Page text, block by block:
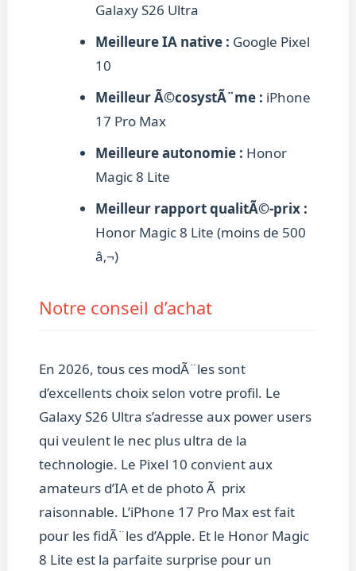
Galaxy S26 Ultra
Meilleure IA native : Google Pixel
10
Meilleur Ã©cosystÃ¨me : iPhone
17 Pro Max
Meilleure autonomie : Honor
Magic 8 Lite
Meilleur rapport qualitÃ©-prix :
Honor Magic 8 Lite (moins de 500
â‚¬)
Notre conseil d’achat
En 2026, tous ces modÃ¨les sont
d’excellents choix selon votre profil. Le
Galaxy S26 Ultra s’adresse aux power users
qui veulent le nec plus ultra de la
technologie. Le Pixel 10 convient aux
amateurs d’IA et de photo Ã prix
raisonnable. L’iPhone 17 Pro Max est fait
pour les fidÃ¨les d’Apple. Et le Honor Magic
8 Lite est la parfaite surprise pour un